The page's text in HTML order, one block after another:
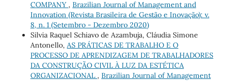
COMPANY , Brazilian Journal of Management and
Innovation (Revista Brasileira de Gestão e Inovação): v.
8, n. 1 (Setembro - Dezembro 2020)
Silvia Raquel Schiavo de Azambuja, Cláudia Simone
Antonello, AS PRÁTICAS DE TRABALHO E O
PROCESSO DE APRENDIZAGEM DE TRABALHADORES
DA CONSTRUÇÃO CIVIL À LUZ DA ESTÉTICA
ORGANIZACIONAL , Brazilian Journal of Management